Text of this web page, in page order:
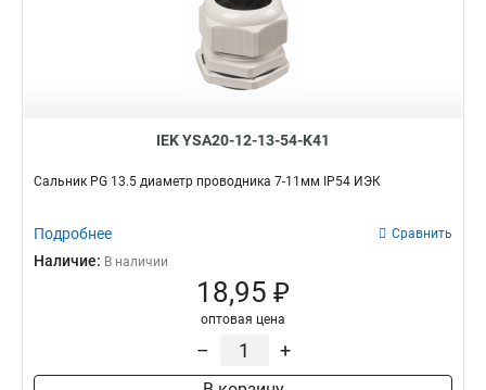
IEK YSA20-12-13-54-K41
Сальник PG 13.5 диаметр проводника 7-11мм IP54 ИЭК
Подробнее Сравнить
Наличие: В наличии
18,95 ₽
оптовая цена
– +